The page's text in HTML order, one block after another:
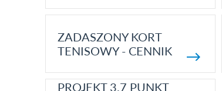
ZADASZONY KORT
TENISOWY - CENNIK
PROJEKT 3.7 PUNKT